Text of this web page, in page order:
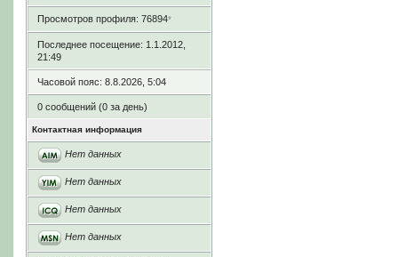
Просмотров профиля: 76894*
Последнее посещение: 1.1.2012,
21:49
Часовой пояс: 8.8.2026, 5:04
0 сообщений (0 за день)
Контактная информация
Нет данных
Нет данных
Нет данных
Нет данных